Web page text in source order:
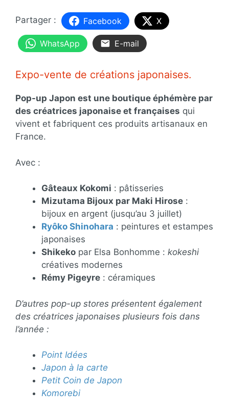
Facebook X
WhatsApp E-mail
Expo-vente de créations japonaises.
Pop-up Japon est une boutique éphémère par
des créatrices japonaise et françaises qui
vivent et fabriquent ces produits artisanaux en
France.
Avec :
Gâteaux Kokomi : pâtisseries
Mizutama Bijoux par Maki Hirose :
bijoux en argent (jusqu’au 3 juillet)
Ryôko Shinohara : peintures et estampes
japonaises
Shikeko par Elsa Bonhomme : kokeshi
créatives modernes
Rémy Pigeyre : céramiques
D’autres pop-up stores présentent également
des créatrices japonaises plusieurs fois dans
l’année :
Point Idées
Japon à la carte
Petit Coin de Japon
Komorebi